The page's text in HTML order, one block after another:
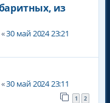
из
30 май 2024 23:21
30 май 2024 23:11
1 2